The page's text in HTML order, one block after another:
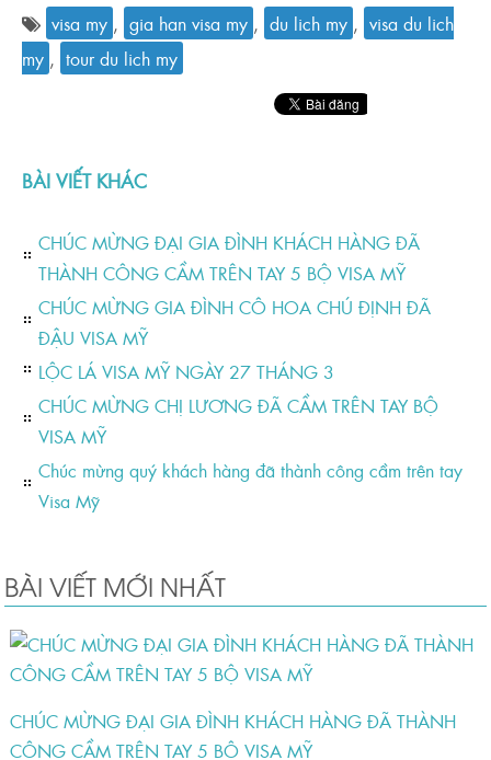
visa my , gia han visa my , du lich my , visa du lich
my , tour du lich my
BÀI VIẾT KHÁC
CHÚC MỪNG ĐẠI GIA ĐÌNH KHÁCH HÀNG ĐÃ
THÀNH CÔNG CẦM TRÊN TAY 5 BỘ VISA MỸ
CHÚC MỪNG GIA ĐÌNH CÔ HOA CHÚ ĐỊNH ĐÃ
ĐẬU VISA MỸ
LỘC LÁ VISA MỸ NGÀY 27 THÁNG 3
CHÚC MỪNG CHỊ LƯƠNG ĐÃ CẦM TRÊN TAY BỘ
VISA MỸ
Chúc mừng quý khách hàng đã thành công cầm trên tay
Visa Mỹ
BÀI VIẾT MỚI NHẤT
CHÚC MỪNG ĐẠI GIA ĐÌNH KHÁCH HÀNG ĐÃ THÀNH
CÔNG CẦM TRÊN TAY 5 BỘ VISA MỸ